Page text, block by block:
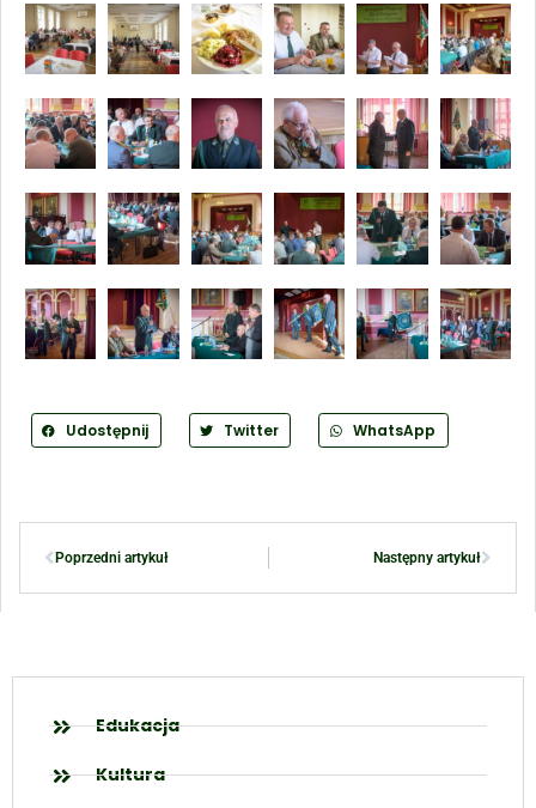
Udostępnij Twitter WhatsApp
Poprzedni artykuł Następny artykuł
Edukacja
Kultura